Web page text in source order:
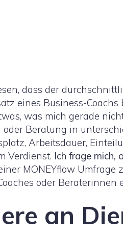
dass der
eines Business-Coachs
was mich gerade
oder Beratung in
Arbeitsdauer,
Verdienst. Ich frage mich,
MONEYflow Umfrage
oder
an